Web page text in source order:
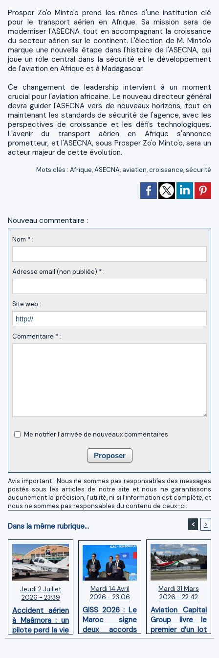
Prosper Zo'o Minto'o prend les rênes d'une institution clé
pour le transport aérien en Afrique. Sa mission sera de
moderniser l'ASECNA tout en accompagnant la croissance
du secteur aérien sur le continent. L'élection de M. Minto'o
marque une nouvelle étape dans l'histoire de l'ASECNA, qui
joue un rôle central dans la sécurité et le développement
de l'aviation en Afrique et à Madagascar.
Ce changement de leadership intervient à un moment
crucial pour l'aviation africaine. Le nouveau directeur général
devra guider l'ASECNA vers de nouveaux horizons, tout en
maintenant les standards de sécurité de l'agence, avec les
perspectives de croissance et les défis technologiques.
L'avenir du transport aérien en Afrique s'annonce
prometteur, et l'ASECNA, sous Prosper Zo'o Minto'o, sera un
acteur majeur de cette évolution.
Mots clés : Afrique,ASECNA, aviation,croissance,sécurité
Nouveau commentaire :
Nom * :
Adresse email (non publiée) * :
Site web :
Commentaire * :
Me notifier l'arrivée de nouveaux commentaires
Avis important : Nous ne sommes pas responsables des messages
postés sous les articles de notre site et nous ne garantissons
aucunement la précision, l'utilité, ni si l'information est complète, et
nous ne sommes pas responsables du contenu de ceux-ci.
Dans la même rubrique... < >
Jeudi 2 Juillet
2026 - 23:39
Accident aérien
à Maâmora : un
pilote perd la vie
en combat
Mardi 14 Avril
2026 - 23:06
GISS 2026 : Le
Maroc signe
deux accords
avec l'OACI
Mardi 31 Mars
2026 - 22:42
Aviation Capital
Group livre le
premier d’un lot
de six Boeing